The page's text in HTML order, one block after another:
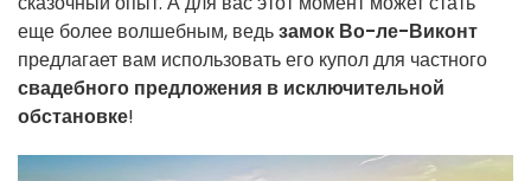
еще более волшебным, ведьзамок Во-ле-Виконт
предлагает вам использовать его купол для частного
свадебного предложения в исключительной
обстановке!